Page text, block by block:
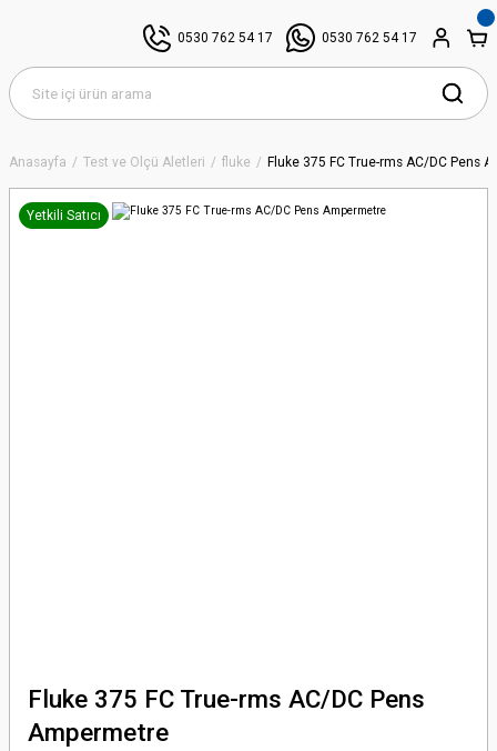
0530 762 54 17 0530 762 54 17
Anasayfa Test ve Ölçü Aletleri fluke Fluke 375 FC True-rms AC/DC Pens
Yetkili Satıcı
Fluke 375 FC True-rms AC/DC Pens
Ampermetre